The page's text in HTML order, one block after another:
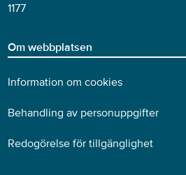
1177
Om webbplatsen
Information om cookies
Behandling av personuppgifter
Redogörelse för tillgänglighet